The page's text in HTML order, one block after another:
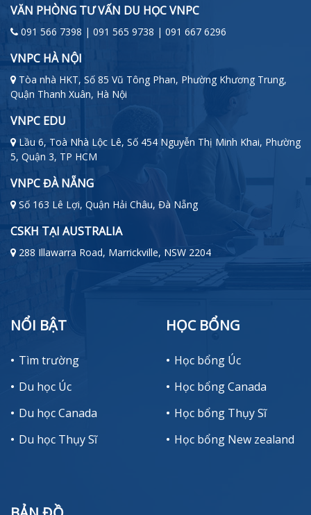
VĂN PHÒNG TƯ VẤN DU HỌC VNPC
091 566 7398 | 091 565 9738 | 091 667 6296
VNPC HÀ NỘI
Tòa nhà HKT, Số 85 Vũ Tông Phan, Phường Khương Trung,
Quận Thanh Xuân, Hà Nội
VNPC EDU
Lầu 6, Toà Nhà Lộc Lê, Số 454 Nguyễn Thị Minh Khai, Phường
5, Quận 3, TP HCM
VNPC ĐÀ NẴNG
Số 163 Lê Lợi, Quận Hải Châu, Đà Nẵng
CSKH TẠI AUSTRALIA
288 Illawarra Road, Marrickville, NSW 2204
NỔI BẬT
Tìm trường
Du học Úc
Du học Canada
Du học Thụy Sĩ
HỌC BỔNG
Học bổng Úc
Học bổng Canada
Học bổng Thụy Sĩ
Học bổng New zealand